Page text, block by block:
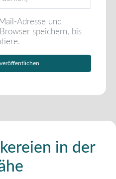
Adresse und
speichern, bis
in der